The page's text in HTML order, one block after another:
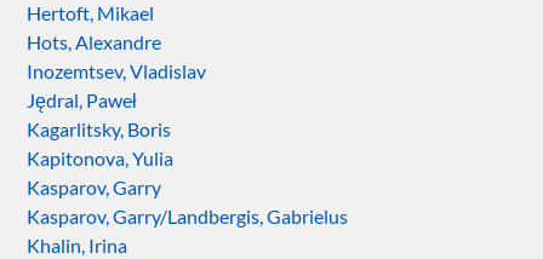
Hertoft, Mikael
Hots, Alexandre
Inozemtsev, Vladislav
Jędral, Paweł
Kagarlitsky, Boris
Kapitonova, Yulia
Kasparov, Garry
Kasparov, Garry/Landbergis, Gabrielus
Khalin, Irina